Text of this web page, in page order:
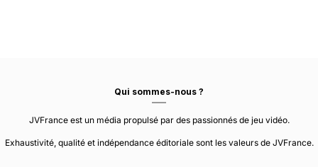
Qui sommes-nous ?
JVFrance est un média propulsé par des passionnés de jeu vidéo.
Exhaustivité, qualité et indépendance éditoriale sont les valeurs de JVFrance.